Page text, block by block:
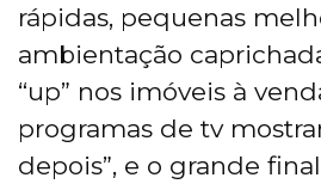
rápidas, pequenas
ambientação
“up” nos imóveis à
programas de tv
depois”, e o grande